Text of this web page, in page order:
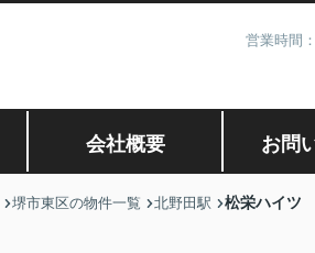
営業時間
会社概要 お問
堺市東区の物件一覧 北野田駅 松栄ハイツ